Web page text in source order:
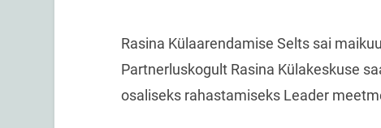
Rasina Külaarendamise Selts sai
Partnerluskogult Rasina Külakeskuse
osaliseks rahastamiseks Leader